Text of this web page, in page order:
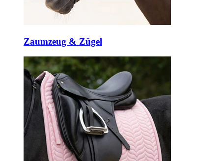
Zaumzeug & Zügel